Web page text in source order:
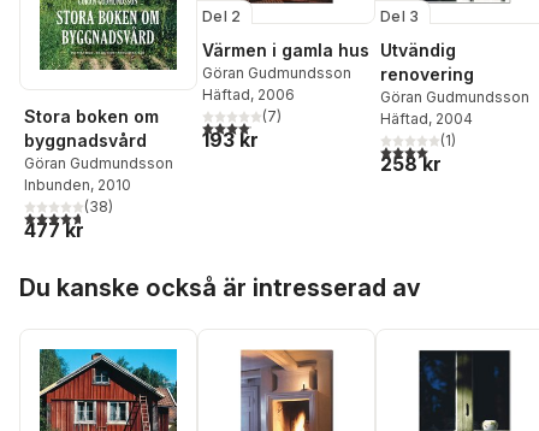
Stora boken om
byggnadsvård
Göran Gudmundsson
Inbunden, 2010
4,7utav 5 stjärnor. Totalt antal röster:
(38)
477 kr
Del 2
Värmen i gamla hus
Göran Gudmundsson
Häftad, 2006
4,1utav 5 stjärnor. Totalt antal röster:
(7)
193 kr
Del 3
Utvändig
renovering
Göran Gudmundsson
Häftad, 2004
4,0utav 5 stjärnor.
(1)
258 kr
Du kanske också är intresserad av